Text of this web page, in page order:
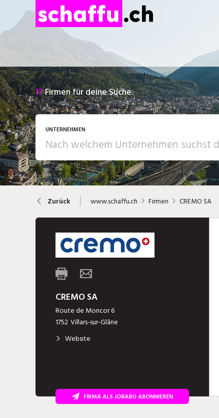
17Firmen für deine Suche.
UNTERNEHMEN
Zurück www.schaffu.ch Firmen CREMO SA
CREMO SA
Route de Moncor 6
1752 Villars-sur-Glâne
Website
FIRMA ALS JOBABO ABONNIEREN